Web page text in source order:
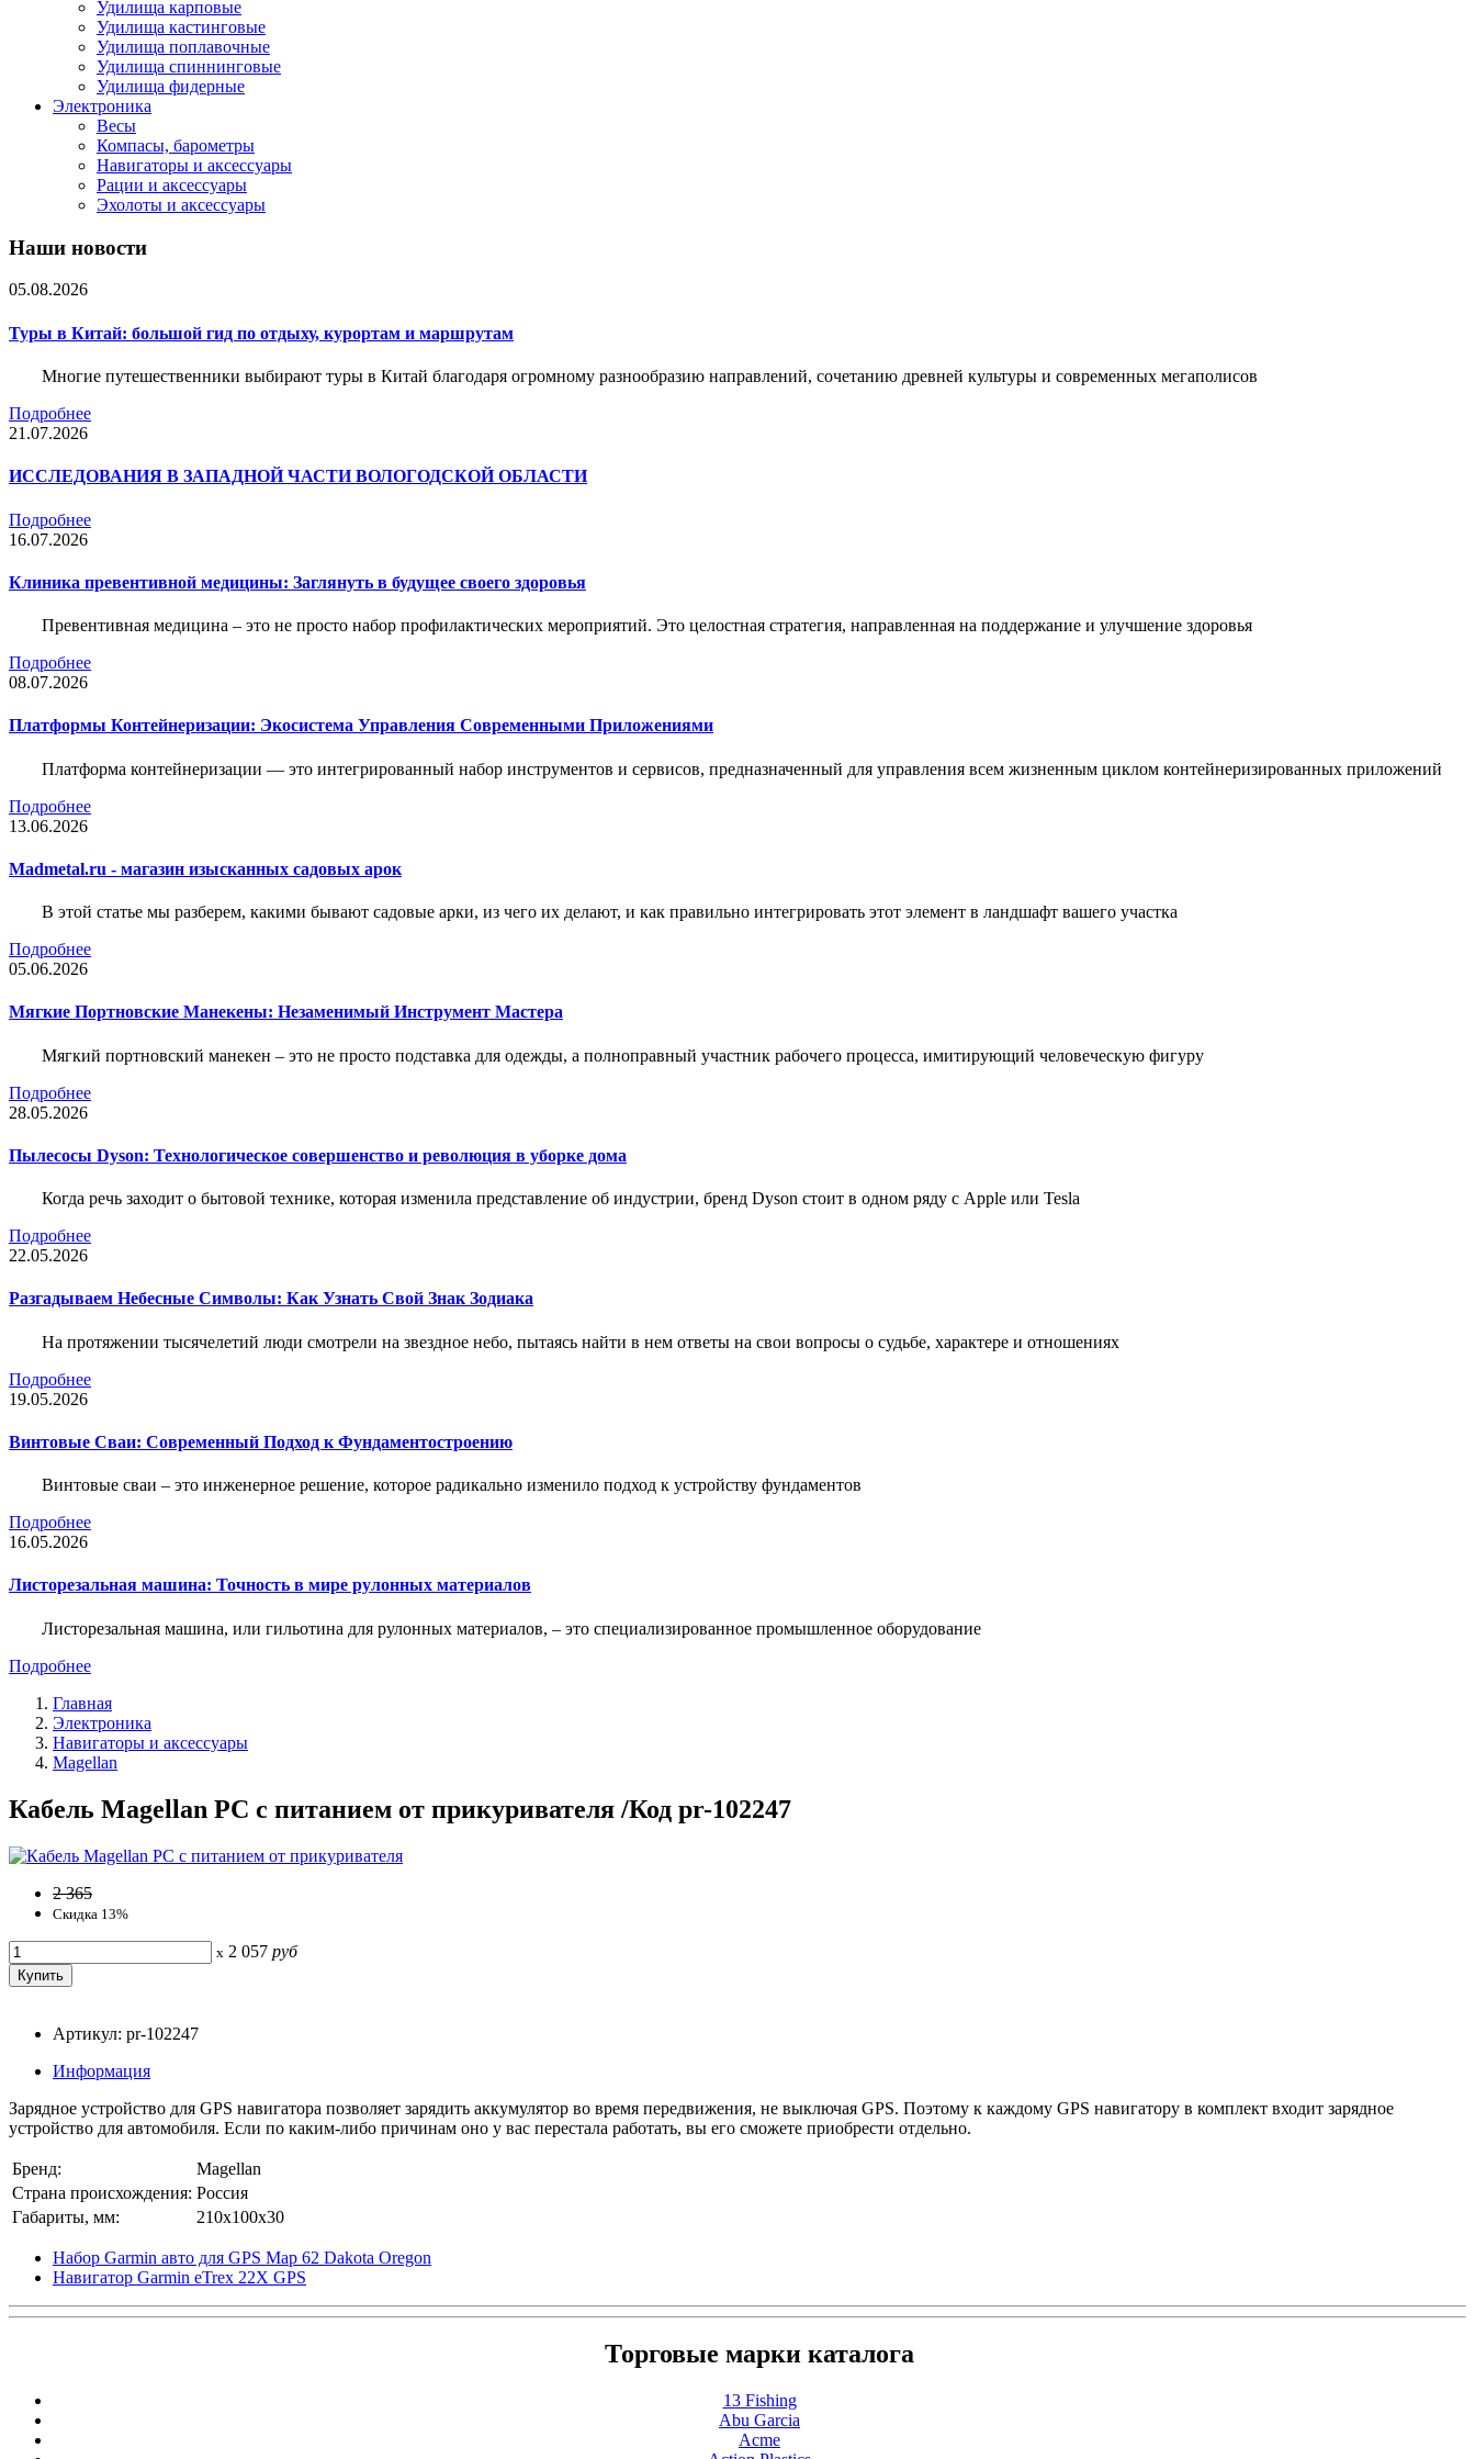
Удилища карповые
Удилища кастинговые
Удилища поплавочные
Удилища спиннинговые
Удилища фидерные
Электроника
Весы
Компасы, барометры
Навигаторы и аксессуары
Рации и аксессуары
Эхолоты и аксессуары
Наши новости
05.08.2026
Туры в Китай: большой гид по отдыху, курортам и маршрутам
Многие путешественники выбирают туры в Китай благодаря огромному разнообразию направлений, сочетанию древней культуры и современных мегаполисов
Подробнее
21.07.2026
ИССЛЕДОВАНИЯ В ЗАПАДНОЙ ЧАСТИ ВОЛОГОДСКОЙ ОБЛАСТИ
Подробнее
16.07.2026
Клиника превентивной медицины: Заглянуть в будущее своего здоровья
Превентивная медицина – это не просто набор профилактических мероприятий. Это целостная стратегия, направленная на поддержание и улучшение здоровья
Подробнее
08.07.2026
Платформы Контейнеризации: Экосистема Управления Современными Приложениями
Платформа контейнеризации — это интегрированный набор инструментов и сервисов, предназначенный для управления всем жизненным циклом контейнеризированных приложений
Подробнее
13.06.2026
Madmetal.ru - магазин изысканных садовых арок
В этой статье мы разберем, какими бывают садовые арки, из чего их делают, и как правильно интегрировать этот элемент в ландшафт вашего участка
Подробнее
05.06.2026
Мягкие Портновские Манекены: Незаменимый Инструмент Мастера
Мягкий портновский манекен – это не просто подставка для одежды, а полноправный участник рабочего процесса, имитирующий человеческую фигуру
Подробнее
28.05.2026
Пылесосы Dyson: Технологическое совершенство и революция в уборке дома
Когда речь заходит о бытовой технике, которая изменила представление об индустрии, бренд Dyson стоит в одном ряду с Apple или Tesla
Подробнее
22.05.2026
Разгадываем Небесные Символы: Как Узнать Свой Знак Зодиака
На протяжении тысячелетий люди смотрели на звездное небо, пытаясь найти в нем ответы на свои вопросы о судьбе, характере и отношениях
Подробнее
19.05.2026
Винтовые Сваи: Современный Подход к Фундаментостроению
Винтовые сваи – это инженерное решение, которое радикально изменило подход к устройству фундаментов
Подробнее
16.05.2026
Листорезальная машина: Точность в мире рулонных материалов
Листорезальная машина, или гильотина для рулонных материалов, – это специализированное промышленное оборудование
Подробнее
Главная
Электроника
Навигаторы и аксессуары
Magellan
Кабель Magellan РС с питанием от прикуривателя /Код pr-102247
2 365
Скидка 13%
x 2 057 руб
Артикул: pr-102247
Информация
Зарядное устройство для GPS навигатора позволяет зарядить аккумулятор во время передвижения, не выключая GPS. Поэтому к каждому GPS навигатору в комплект входит зарядное
устройство для автомобиля. Если по каким-либо причинам оно у вас перестала работать, вы его сможете приобрести отдельно.
Бренд:
Magellan
Страна происхождения: Россия
Габариты, мм:
210x100x30
Набор Garmin авто для GPS Map 62 Dakota Oregon
Навигатор Garmin eTrex 22X GPS
Торговые марки каталога
13 Fishing
Abu Garcia
Acme